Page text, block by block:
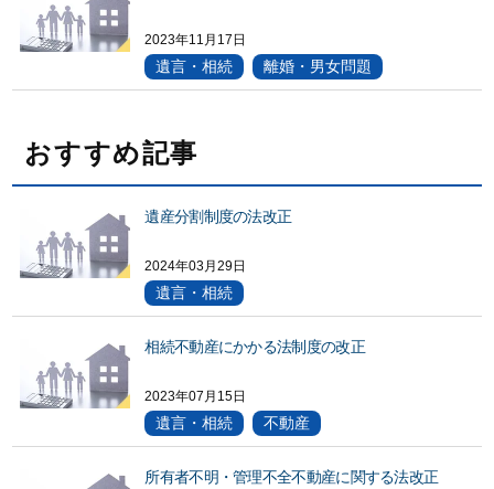
2023年11月17日
遺言・相続 離婚・男女問題
おすすめ記事
遺産分割制度の法改正
2024年03月29日
遺言・相続
相続不動産にかかる法制度の改正
2023年07月15日
遺言・相続 不動産
所有者不明・管理不全不動産に関する法改正